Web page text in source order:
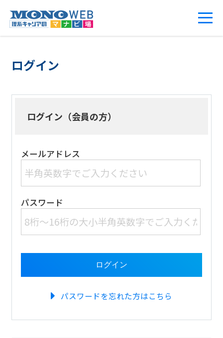
ログイン
ログイン（会員の方）
メールアドレス
パスワード
パスワードを忘れた方はこちら